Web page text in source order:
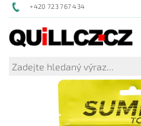
+420 723 767 434